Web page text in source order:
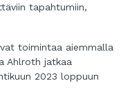
tapahtumiin,
toimintaa aiemmalla
Ahlroth jatkaa
2023 loppuun